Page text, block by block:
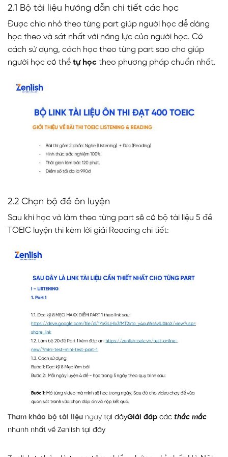
2.1 Bộ tài liệu hướng dẫn chi tiết các học
Được chia nhỏ theo từng part giúp người học dễ dàng
học theo và sát nhất với năng lực của người học. Có
cách sử dụng, cách học theo từng part sao cho giúp
người học có thể tự học theo phương pháp chuẩn nhất.
2.2 Chọn bộ đề ôn luyện
Sau khi học và làm theo từng part sẽ có bộ tài liệu 5 đề
TOEIC luyện thi kèm lời giải Reading chi tiết:
Tham khảo bộ tài liệu ngay tại đâyGiải đáp các thắc mắc
nhanh nhất về Zenlish tại đây